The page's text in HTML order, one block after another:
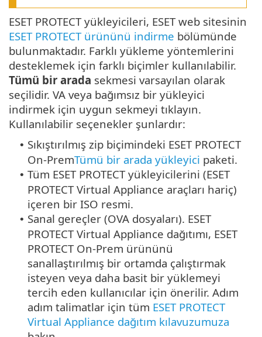
ESET PROTECT yükleyicileri, ESET web sitesinin
ESET PROTECT ürününü indirme bölümünde
bulunmaktadır. Farklı yükleme yöntemlerini
desteklemek için farklı biçimler kullanılabilir.
Tümü bir arada sekmesi varsayılan olarak
seçilidir. VA veya bağımsız bir yükleyici
indirmek için uygun sekmeyi tıklayın.
Kullanılabilir seçenekler şunlardır:
• Sıkıştırılmış zip biçimindeki ESET PROTECT
On-PremTümü bir arada yükleyici paketi.
• Tüm ESET PROTECT yükleyicilerini (ESET
PROTECT Virtual Appliance araçları hariç)
içeren bir ISO resmi.
• Sanal gereçler (OVA dosyaları). ESET
PROTECT Virtual Appliance dağıtımı, ESET
PROTECT On-Prem ürününü
sanallaştırılmış bir ortamda çalıştırmak
isteyen veya daha basit bir yüklemeyi
tercih eden kullanıcılar için önerilir. Adım
adım talimatlar için tüm ESET PROTECT
Virtual Appliance dağıtım kılavuzumuza